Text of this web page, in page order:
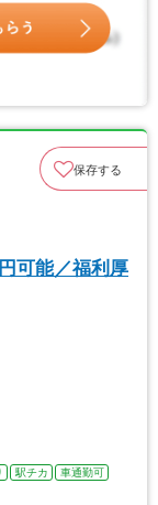
保存する
可能／福利厚
駅チカ
車通勤可